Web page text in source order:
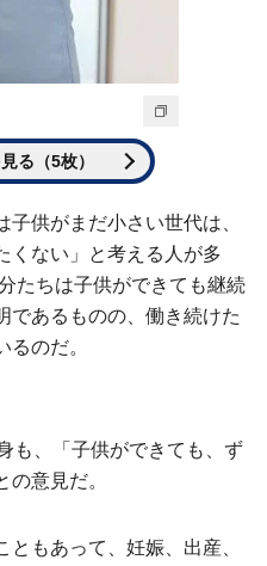
る（5枚）
供がまだ小さい世代は、
くない」と考える人が多
たちは子供ができても継続
であるものの、働き続けた
のだ。
も、「子供ができても、ず
意見だ。
もあって、妊娠、出産、